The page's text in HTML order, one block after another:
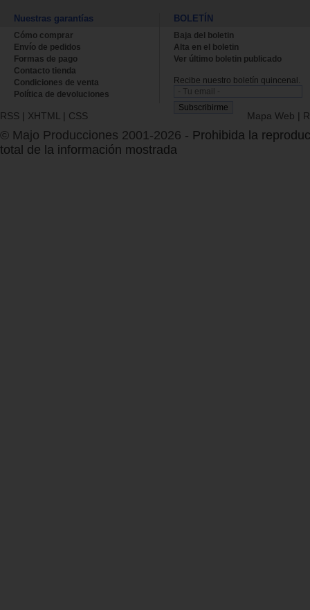
Nuestras garantías
Cómo comprar
Envío de pedidos
Formas de pago
Contacto tienda
Condiciones de venta
Política de devoluciones
BOLETÍN
Baja del boletin
Alta en el boletin
Ver último boletin publicado
Recibe nuestro boletín quincenal.
RSS | XHTML | CSS Mapa Web |
© Majo Producciones 2001-2026 - Prohibida la
total de la información mostrada